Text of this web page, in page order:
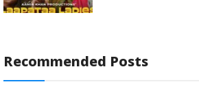
Recommended Posts